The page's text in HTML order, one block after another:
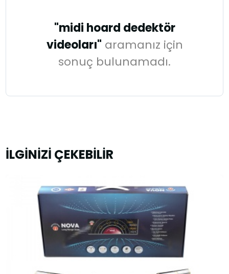
"midi hoard dedektör
videoları" aramanız için
sonuç bulunamadı.
İLGİNİZİ ÇEKEBİLİR